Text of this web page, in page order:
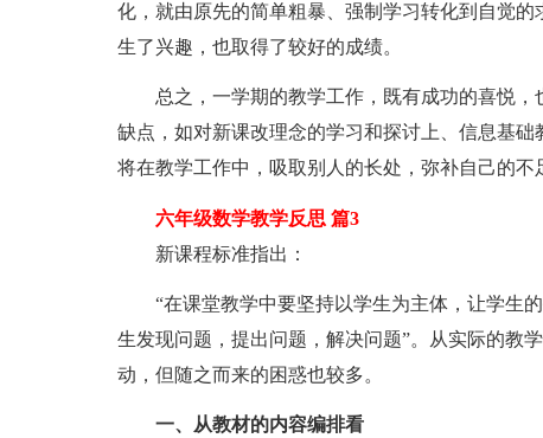
化，就由原先的简单粗暴、强制学习转化到自觉
生了兴趣，也取得了较好的成绩。
总之，一学期的教学工作，既有成功的喜悦，
缺点，如对新课改理念的学习和探讨上、信息基
将在教学工作中，吸取别人的长处，弥补自己的不
六年级数学教学反思 篇3
新课程标准指出：
“在课堂教学中要坚持以学生为主体，让学生的
生发现问题，提出问题，解决问题”。从实际的教
动，但随之而来的困惑也较多。
一、从教材的内容编排看